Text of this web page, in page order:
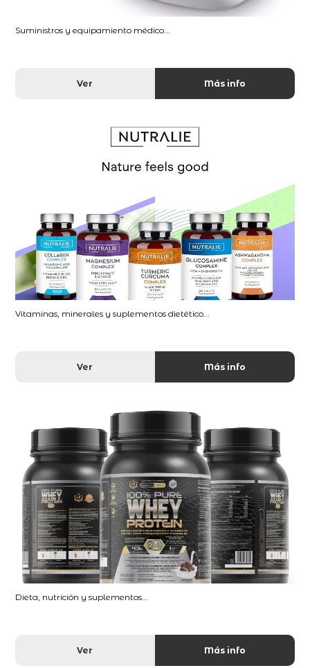
Suministros y equipamiento médico...
Ver Más info
Vitaminas, minerales y suplementos dietético...
Ver Más info
Dieta, nutrición y suplementos...
Ver Más info